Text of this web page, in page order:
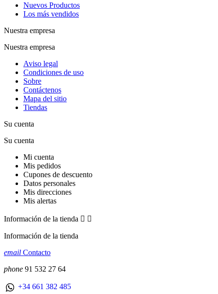
Nuevos Productos
Los más vendidos
Nuestra empresa
Nuestra empresa
Aviso legal
Condiciones de uso
Sobre
Contáctenos
Mapa del sitio
Tiendas
Su cuenta
Su cuenta
Mi cuenta
Mis pedidos
Cupones de descuento
Datos personales
Mis direcciones
Mis alertas
Información de la tienda  
Información de la tienda
email Contacto
phone 91 532 27 64
+34 661 382 485